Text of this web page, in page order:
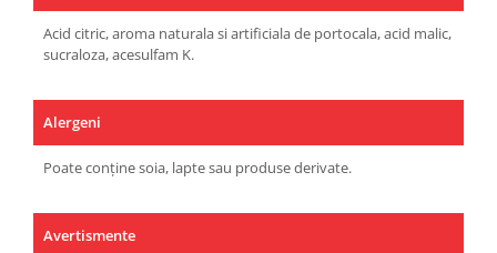
Acid citric, aroma naturala si artificiala de portocala, acid malic,
sucraloza, acesulfam K.
Alergeni
Poate conține soia, lapte sau produse derivate.
Avertismente